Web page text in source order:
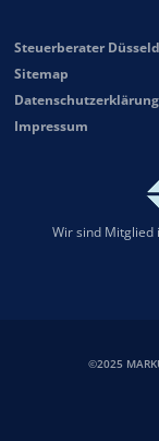
Steuerberater
Sitemap
Datenschutzerklärung
Impressum
Wir sind Mitglied
©2025